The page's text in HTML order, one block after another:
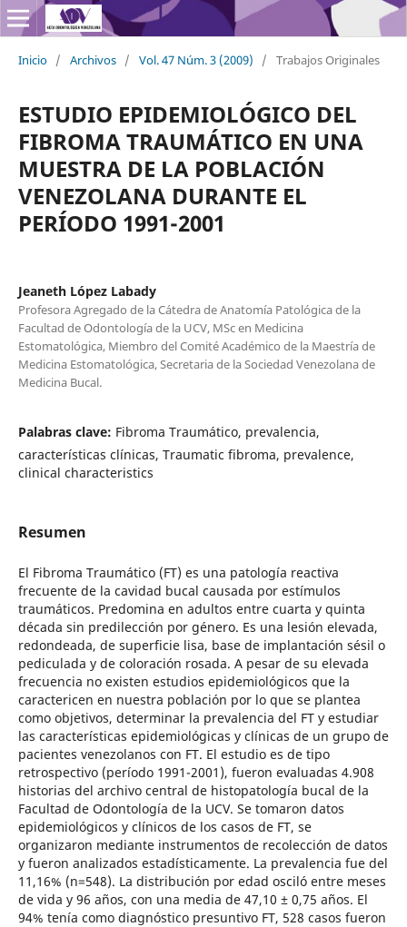
Inicio / Archivos / Vol. 47 Núm. 3 (2009) / Trabajos Originales
ESTUDIO EPIDEMIOLÓGICO DEL
FIBROMA TRAUMÁTICO EN UNA
MUESTRA DE LA POBLACIÓN
VENEZOLANA DURANTE EL
PERÍODO 1991-2001
Jeaneth López Labady
Profesora Agregado de la Cátedra de Anatomía Patológica de la
Facultad de Odontología de la UCV, MSc en Medicina
Estomatológica, Miembro del Comité Académico de la Maestría de
Medicina Estomatológica, Secretaria de la Sociedad Venezolana de
Medicina Bucal.
Palabras clave: Fibroma Traumático, prevalencia,
características clínicas, Traumatic fibroma, prevalence,
clinical characteristics
Resumen
El Fibroma Traumático (FT) es una patología reactiva
frecuente de la cavidad bucal causada por estímulos
traumáticos. Predomina en adultos entre cuarta y quinta
década sin predilección por género. Es una lesión elevada,
redondeada, de superficie lisa, base de implantación sésil o
pediculada y de coloración rosada. A pesar de su elevada
frecuencia no existen estudios epidemiológicos que la
caractericen en nuestra población por lo que se plantea
como objetivos, determinar la prevalencia del FT y estudiar
las características epidemiológicas y clínicas de un grupo de
pacientes venezolanos con FT. El estudio es de tipo
retrospectivo (período 1991-2001), fueron evaluadas 4.908
historias del archivo central de histopatología bucal de la
Facultad de Odontología de la UCV. Se tomaron datos
epidemiológicos y clínicos de los casos de FT, se
organizaron mediante instrumentos de recolección de datos
y fueron analizados estadísticamente. La prevalencia fue del
11,16% (n=548). La distribución por edad osciló entre meses
de vida y 96 años, con una media de 47,10 ± 0,75 años. El
94% tenía como diagnóstico presuntivo FT, 528 casos fueron